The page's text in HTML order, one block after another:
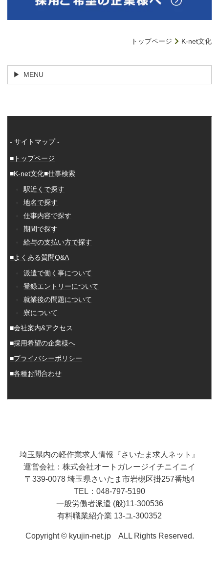
トップページ K-net文化
MENU
- サイトマップ -
■トップページ
■K-net文化■仕事検索
駅近くで探す
地名で探す
仕事内容で探す
期間で探す
給与の支払い方で探す
■よくある質問Q&A
派遣で働く事について
登録エントリーについて
就業後の問題について
寮について
■会社案内&アクセス
■採用希望の企業様へ
■プライバシーポリシー
■各種お問合わせ
埼玉県内の軽作業求人情報『さいたま求人ネット』
運営会社：株式会社オートガレージイチニイニイ
〒339-0078 埼玉県さいたま市岩槻区掛257番地4
TEL：048-797-5190
一般労働者派遣 (般)11-300536
有料職業紹介業 13-ユ-300352
Copyright © kyujin-net.jp ALL Rights Reserved.